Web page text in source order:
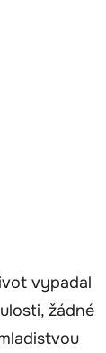
vypadal
žádné